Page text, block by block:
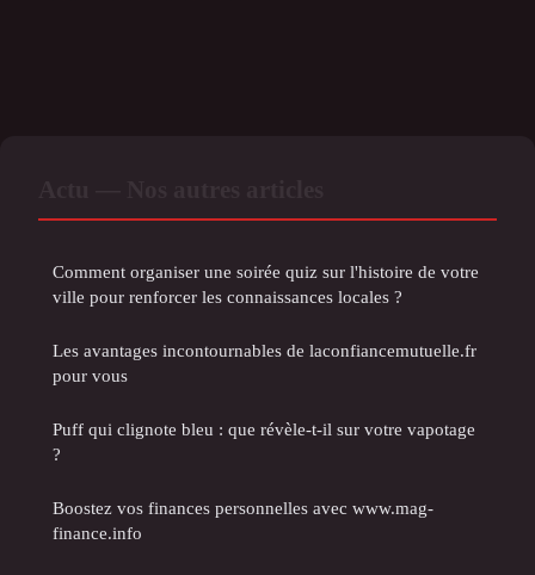
Comment organiser une soirée quiz sur l'histoire de votre
ville pour renforcer les connaissances locales ?
Les avantages incontournables de laconfiancemutuelle.fr
pour vous
Puff qui clignote bleu : que révèle-t-il sur votre vapotage
?
Boostez vos finances personnelles avec www.mag-
finance.info